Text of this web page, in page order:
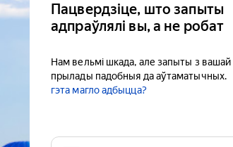
Пацвердзіце, што запыты
адпраўлялі вы, а не робат
Нам вельмі шкада, але запыты з вашай
прылады падобныя да аўтаматычных.
гэта магло адбыцца?